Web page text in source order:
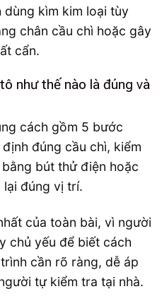
dùng kìm kim loại tùy
chân cầu chì hoặc gây
cẩn.
như thế nào là đúng và
cách gồm 5 bước
đúng cầu chì, kiểm
bút thử điện hoặc
lại đúng vị trí.
của toàn bài, vì người
chủ yếu để biết cách
cần rõ ràng, dễ áp
tự kiểm tra tại nhà.